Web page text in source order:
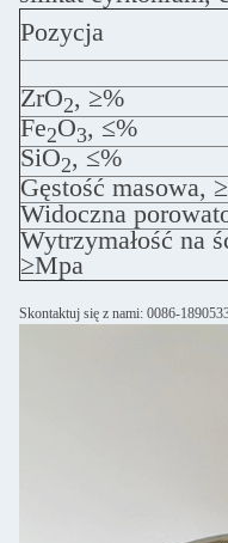
Pozycja
ZrO2, ≥%
Fe2O3, ≤%
SiO2, ≤%
Gęstość masowa,
Widoczna
Wytrzymałość na
≥Mpa
Skontaktuj się z nami: 0086-